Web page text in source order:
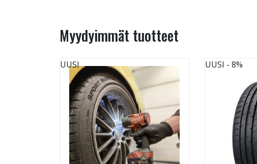
Myydyimmät tuotteet
UUSI UUSI - 8%